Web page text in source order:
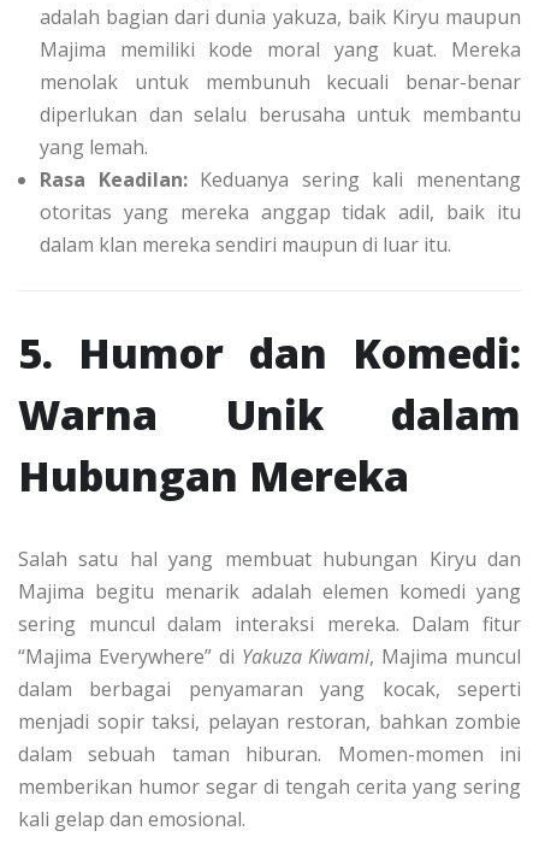
adalah bagian dari dunia yakuza, baik Kiryu maupun
Majima memiliki kode moral yang kuat. Mereka
menolak untuk membunuh kecuali benar-benar
diperlukan dan selalu berusaha untuk membantu
yang lemah.
Rasa Keadilan:Keduanya sering kali menentang
otoritas yang mereka anggap tidak adil, baik itu
dalam klan mereka sendiri maupun di luar itu.
5. Humor dan Komedi:
Warna Unik dalam
Hubungan Mereka
Salah satu hal yang membuat hubungan Kiryu dan
Majima begitu menarik adalah elemen komedi yang
sering muncul dalam interaksi mereka. Dalam fitur
“Majima Everywhere” di Yakuza Kiwami, Majima muncul
dalam berbagai penyamaran yang kocak, seperti
menjadi sopir taksi, pelayan restoran, bahkan zombie
dalam sebuah taman hiburan. Momen-momen ini
memberikan humor segar di tengah cerita yang sering
kali gelap dan emosional.